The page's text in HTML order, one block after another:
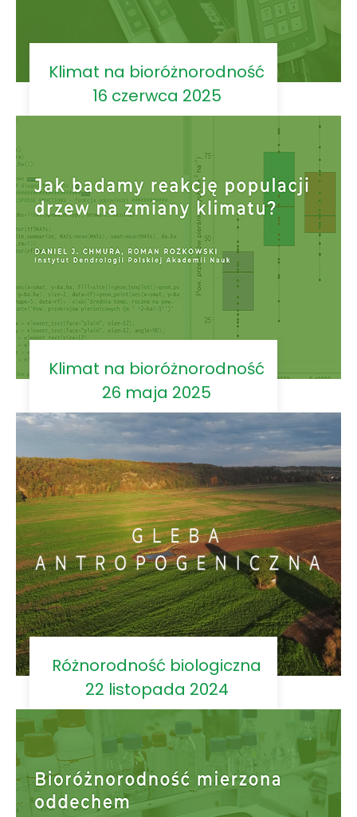
Klimat na bioróżnorodność
16 czerwca 2025
Klimat na bioróżnorodność
26 maja 2025
Różnorodność biologiczna
22 listopada 2024